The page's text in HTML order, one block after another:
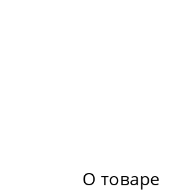
О товаре